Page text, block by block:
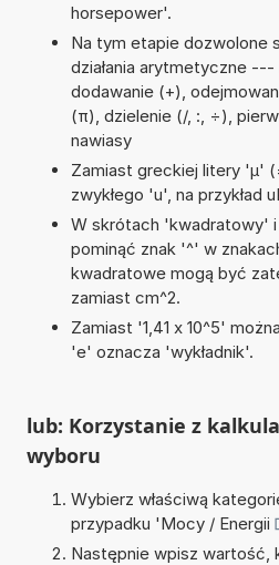
horsepower'.
Na tym etapie dozwolone
działania arytmetyczne ---
dodawanie (+),
(π), dzielenie (/, :, ÷),
nawiasy
Zamiast greckiej litery 'µ'
zwykłego 'u', na przykład
W skrótach 'kwadratowy'
pominąć znak '^' w
kwadratowe mogą być
zamiast cm^2.
Zamiast '1,41 x 10^5'
'e' oznacza 'wykładnik'.
lub: Korzystanie z
wyboru
Wybierz właściwą
przypadku 'Mocy / Energii
Następnie wpisz wartość,